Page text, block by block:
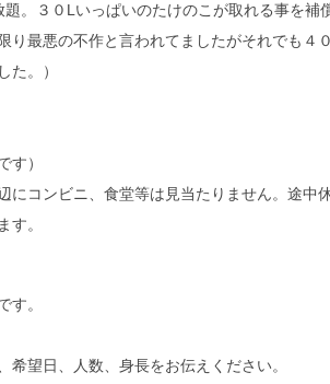
。３０Lいっぱいのたけのこが取れる事を補
り最悪の不作と言われてましたがそれでも４
た。）
す）
コンビニ、食堂等は見当たりません。途中
す。
す。
望日、人数、身長をお伝えください。